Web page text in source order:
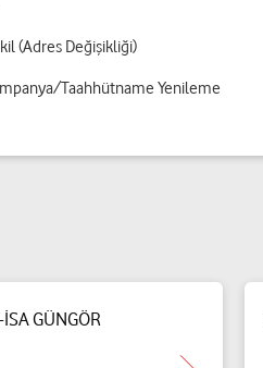
(Adres Değişikliği)
Taahhütname Yenileme
GÜNGÖR